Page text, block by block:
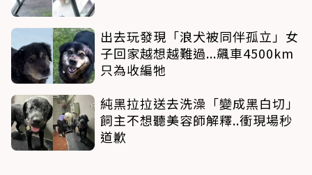
出去玩發現「浪犬被同伴孤立」女
子回家越想越難過...飆車4500km
只為收編牠
純黑拉拉送去洗澡「變成黑白切」
飼主不想聽美容師解釋..衝現場秒
道歉